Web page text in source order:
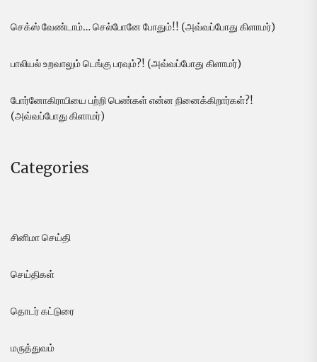
செக்ஸ் வேண்டாம்… செல்போனே போதும்!! (அவ்வப்போது கிளாமர்)
பாலியல் உறவாலும் டெங்கு பரவும்?! (அவ்வப்போது கிளாமர்)
போர்னோகிராபியை பற்றி பெண்கள் என்ன நினைக்கிறார்கள்?!
(அவ்வப்போது கிளாமர்)
Categories
சினிமா செய்தி
செய்திகள்
தொடர் கட்டுரை
மருத்துவம்